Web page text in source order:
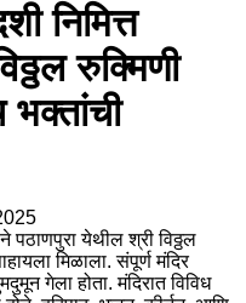
निमित्त
रुक्मिणी
पठाणपुरा येथील श्री विठ्ठल
मिळाला. संपूर्ण मंदिर
गेला होता. मंदिरात विविध